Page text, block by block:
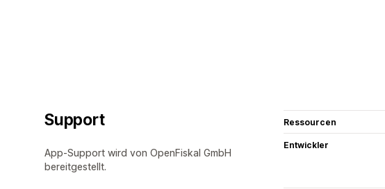
Support
App-Support wird von OpenFiskal GmbH
bereitgestellt.
Ressourcen
Entwickler